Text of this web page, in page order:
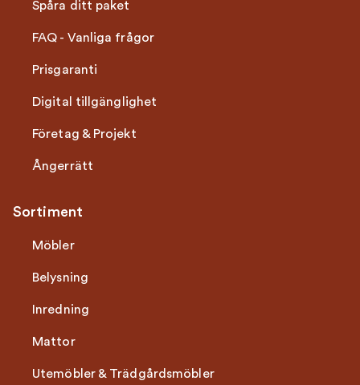
Spåra ditt paket
FAQ - Vanliga frågor
Prisgaranti
Digital tillgänglighet
Företag & Projekt
Ångerrätt
Sortiment
Möbler
Belysning
Inredning
Mattor
Utemöbler & Trädgårdsmöbler